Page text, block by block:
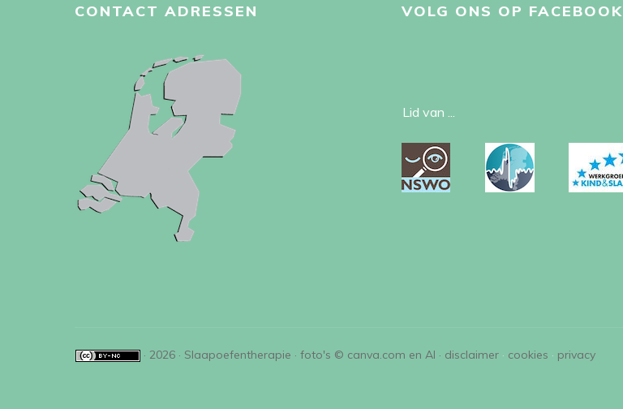
CONTACT ADRESSEN VOLG ONS OP FACEBOOK
Lid van ...
· 2026 · Slaapoefentherapie · foto's © canva.com en AI · disclaimer · cookies · privacy